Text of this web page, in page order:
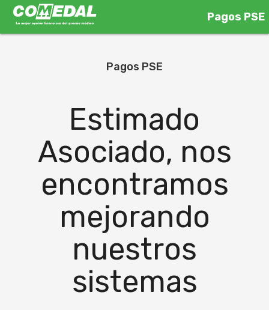
Pagos PSE
Pagos PSE
Estimado
Asociado, nos
encontramos
mejorando
nuestros
sistemas